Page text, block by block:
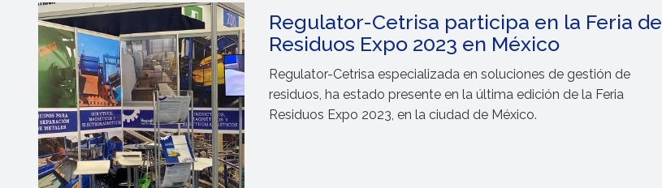
Regulator-Cetrisa participa en la Feria de
Residuos Expo 2023 en México
Regulator-Cetrisa especializada en soluciones de gestión de
residuos, ha estado presente en la última edición de la Feria
Residuos Expo 2023, en la ciudad de México.